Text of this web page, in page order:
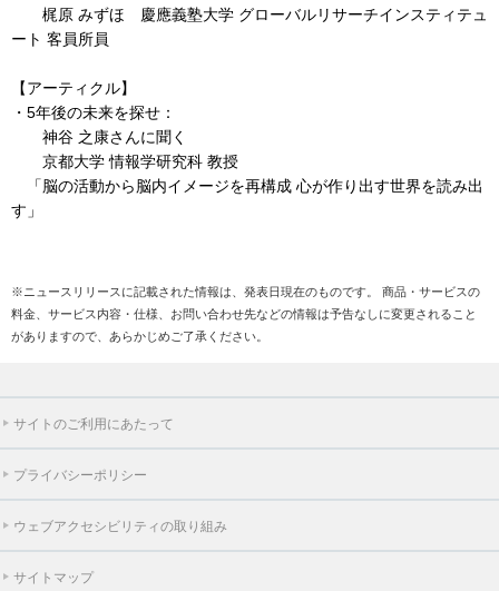
梶原 みずほ 慶應義塾大学 グローバルリサーチインスティテュ
ート 客員所員
【アーティクル】
・5年後の未来を探せ：
神谷 之康さんに聞く
京都大学 情報学研究科 教授
「脳の活動から脳内イメージを再構成 心が作り出す世界を読み出
す」
※ニュースリリースに記載された情報は、発表日現在のものです。 商品・サービスの
料金、サービス内容・仕様、お問い合わせ先などの情報は予告なしに変更されること
がありますので、あらかじめご了承ください。
サイトのご利用にあたって
プライバシーポリシー
ウェブアクセシビリティの取り組み
サイトマップ